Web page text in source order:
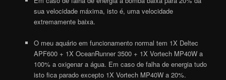
sua velocidade máxima, isto é, uma velocidade
extremamente baixa.
O meu aquário em funcionamento normal tem 1X Deltec
APF600 + 1X OceanRunner 3500 + 1X VortechMP40W a
100% a oxigenar a água. Em caso de falha de energia tudo
isto fica parado excepto 1X VortechMP40W a 20%.